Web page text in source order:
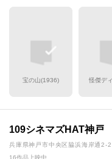
宝の山(1936) 怪傑デ
109シネマズHAT神戸
兵庫県神戸市中央区脇浜海岸通2-
16作品上映中